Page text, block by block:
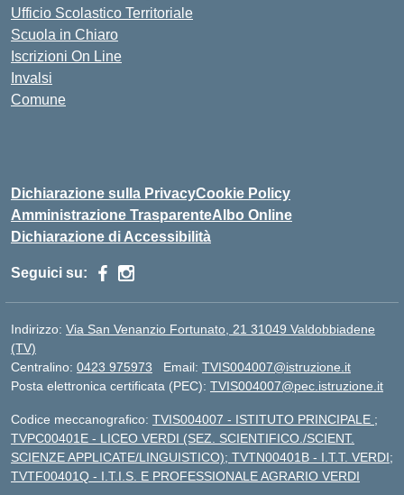
Ufficio Scolastico Territoriale
Scuola in Chiaro
Iscrizioni On Line
Invalsi
Comune
Dichiarazione sulla PrivacyCookie Policy
Amministrazione TrasparenteAlbo Online
Dichiarazione di Accessibilità
Seguici su:
Indirizzo: Via San Venanzio Fortunato, 21 31049 Valdobbiadene
(TV)
Centralino: 0423 975973 Email: TVIS004007@istruzione.it
Posta elettronica certificata (PEC): TVIS004007@pec.istruzione.it
Codice meccanografico: TVIS004007 - ISTITUTO PRINCIPALE ;
TVPC00401E - LICEO VERDI (SEZ. SCIENTIFICO./SCIENT.
SCIENZE APPLICATE/LINGUISTICO); TVTN00401B - I.T.T. VERDI;
TVTF00401Q - I.T.I.S. E PROFESSIONALE AGRARIO VERDI